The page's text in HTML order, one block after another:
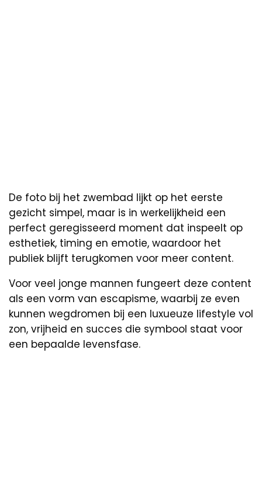
De foto bij het zwembad lijkt op het eerste
gezicht simpel, maar is in werkelijkheid een
perfect geregisseerd moment dat inspeelt op
esthetiek, timing en emotie, waardoor het
publiek blijft terugkomen voor meer content.
Voor veel jonge mannen fungeert deze content
als een vorm van escapisme, waarbij ze even
kunnen wegdromen bij een luxueuze lifestyle vol
zon, vrijheid en succes die symbool staat voor
een bepaalde levensfase.